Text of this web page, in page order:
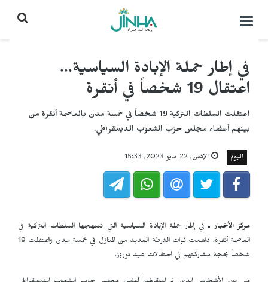
التحكم
في إطار حملة الإبادة السياسية...
اعتقال 19 شخصاً في أنقرة
اعتقلت السلطات التركية 19 شخصاً في خمسة مدن بالعاصمة أنقرة من
بينهم أعضاء مجلس حزب الشعوب الديمقراطي.
اليوم الإثنين, 22 مايو 2023, 15:33
مركز الأخبار ـ في إطار حملة الإبادة السياسية التي تنتهجها السلطات التركية في
العاصمة أنقرة، داهمت قوات الشرطة العديد من المنازل في خمسة مدن واعتقلت 19
شخصاً بحجة مشاركتهم في احتفالات عيد نوروز.